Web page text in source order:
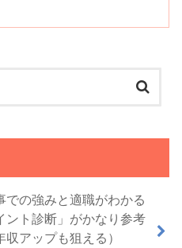
での強みと適職がわかる
ント診断」がかなり参考
アップも狙える）